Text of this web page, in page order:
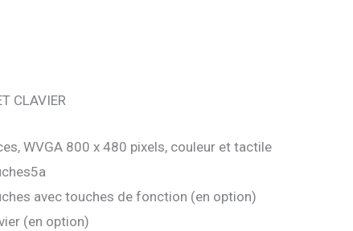
CLAVIER
WVGA 800 x 480 pixels, couleur et tactile
avec touches de fonction (en option)
(en option)